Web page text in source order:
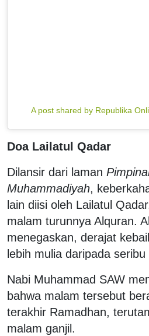
A post shared by Republika
Doa Lailatul Qadar
Dilansir dari laman
Muhammadiyah,
lain diisi oleh Lailatul
malam turunnya Alquran.
menegaskan, derajat
lebih mulia daripada seribu
Nabi Muhammad SAW
bahwa malam tersebut
terakhir Ramadhan,
malam ganjil.